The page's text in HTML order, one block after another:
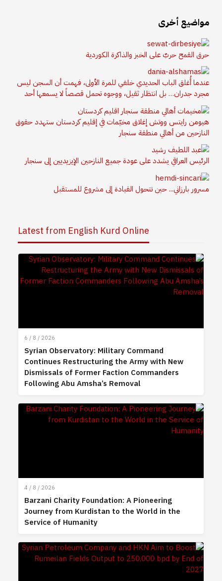
مواضيع أخرى
حرق القمح حربٌ على الخبز والذاكرة الكوردية
عندما أُغلق الباب الحديدي خلفي للمرة الأولى، فهمت أن السجن ليس
مجرد جدران… بل انتظار ثقيل، ووجوه تحمل قصصاً لا يسمعها أحد
هيومن رايتس ووتش إغلاق مخيّمات في إقليم كردستان ستهدد حقوق
النازحين من أهالي منطقة سنجار
الرئيس العراقي يشدد على عودة جميع النازحين الإيزيديين إلى سنجار
مسرور بارزاني... حين تتحول القيادة إلى مشروع للمستقبل
Latest from English Kurd Online
6 / 8 / 2026
Syrian Observatory: Military Command
Continues Restructuring the Army with New
Dismissals of Former Faction Commanders
Following Abu Amsha’s Removal
4 / 8 / 2026
Barzani Charity Foundation: A Pioneering
Journey from Kurdistan to the World in the
Service of Humanity